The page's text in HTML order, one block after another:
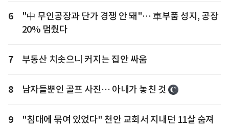
6
"中 무인공장과 단가 경쟁 안 돼"… 車부품 성지, 공장
20% 멈췄다
7 부동산 치솟으니 커지는 집안 싸움
8 남자들뿐인 골프 사진… 아내가 놓친 것
9 "침대에 묶여 있었다" 천안 교회서 지내던 11살 숨져